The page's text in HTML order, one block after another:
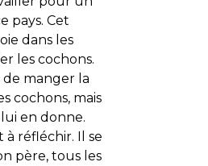
pays. Cet
dans les
les cochons.
de manger la
cochons, mais
en donne.
à réfléchir. Il se
père, tous les